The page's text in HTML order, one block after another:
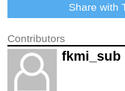
Share with
Contributors
fkmi_sub